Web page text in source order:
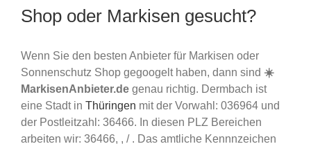
Shop oder Markisen gesucht?
Wenn Sie den besten Anbieter für Markisen oder
Sonnenschutz Shop gegoogelt haben, dann sind ☀️
MarkisenAnbieter.de genau richtig. Dermbach ist
eine Stadt in Thüringen mit der Vorwahl: 036964 und
der Postleitzahl: 36466. In diesen PLZ Bereichen
arbeiten wir: 36466, , / . Das amtliche Kennnzeichen